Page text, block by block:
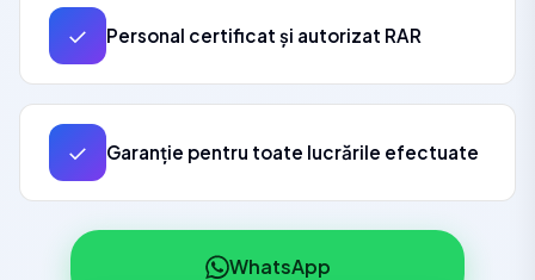
✓ Personal certificat și autorizat RAR
✓ Garanție pentru toate lucrările efectuate
WhatsApp